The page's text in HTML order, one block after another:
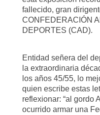
fallecido, gran
CONFEDERACIÓN
DEPORTES (CAD).
Entidad señera del
la extraordinaria
los años 45/55, lo
quien escribe estas
reflexionar: “al gordo
ocurrido armar una